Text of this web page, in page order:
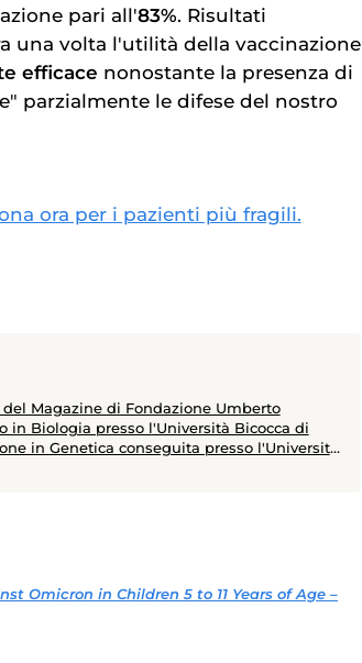
pari all'83%. Risultati
una volta l'utilità della vaccinazione
efficace nonostante la presenza di
parzialmente le difese del nostro
ora per i pazienti più fragili.
Magazine di Fondazione Umberto
in Biologia presso l'Università Bicocca di
in Genetica conseguita presso l'Università
dei trattamenti per l’ictus tramite la
nascita delle nuove terapie a lunga durata
Omicron in Children 5 to 11 Years of Age –